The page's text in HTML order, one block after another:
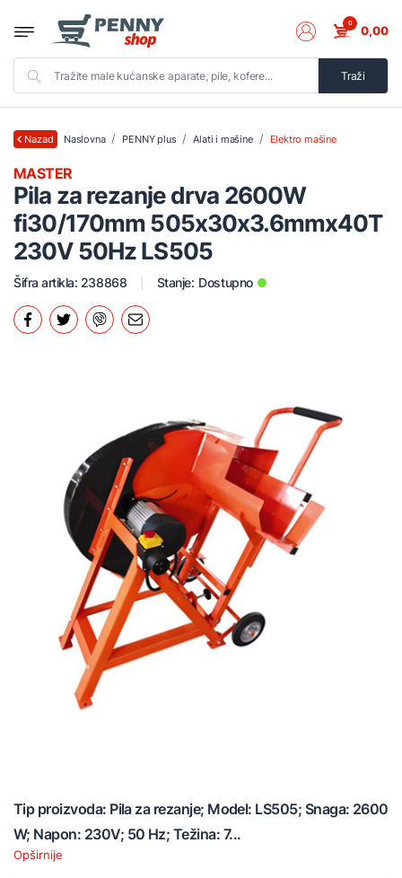
Traži
0 0,00
Nazad Naslovna PENNY plus Alati i mašine Elektro mašine
Pila za rezanje drva 2600W
fi30/170mm 505x30x3.6mmx40T
230V 50Hz LS505
MASTER
Šifra artikla: 238868 Stanje: Dostupno
Tip proizvoda: Pila za rezanje; Model: LS505; Snaga: 2600
W; Napon: 230V; 50 Hz; Težina: 7...
Opširnije